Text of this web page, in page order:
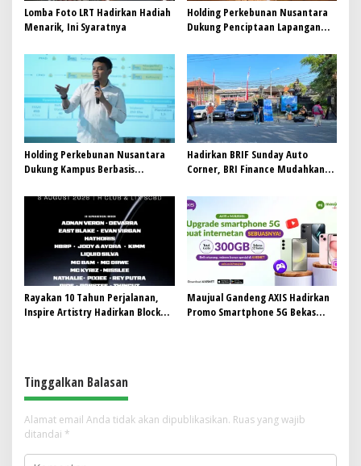
Lomba Foto LRT Hadirkan Hadiah
Menarik, Ini Syaratnya
Holding Perkebunan Nusantara
Dukung Penciptaan Lapangan
Pekerja di Pabrik Tembakau
Holding Perkebunan Nusantara
Dukung Kampus Berbasis
Jadi Mahasiswa Angkatan
Pertama Magister ITSI
Hadirkan BRIF Sunday Auto
Corner, BRI Finance Mudahkan
Impian
Rayakan 10 Tahun Perjalanan,
Inspire Artistry Hadirkan Block
Maujual Gandeng AXIS Hadirkan
Promo Smartphone 5G Bekas
Tinggalkan Balasan
Alamat email Anda tidak akan dipublikasikan. Ruas yang wajib
ditandai *